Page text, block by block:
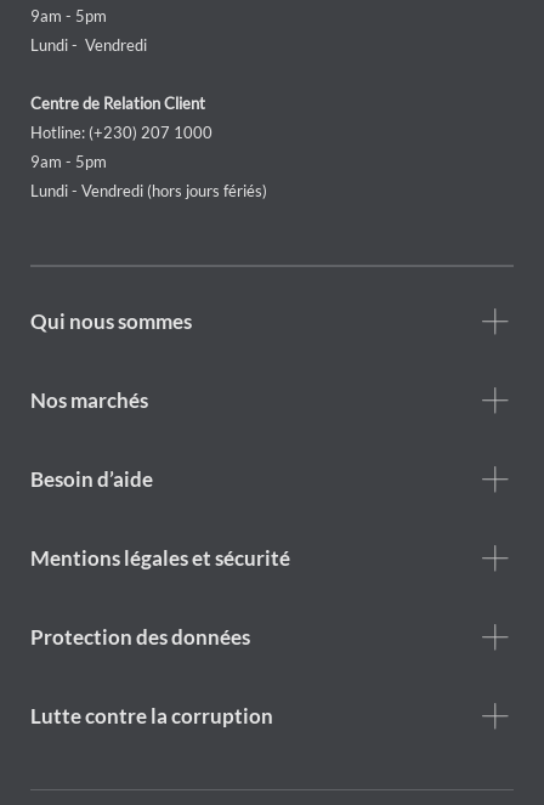
9am - 5pm
Lundi - Vendredi
Centre de Relation Client
Hotline: (+230) 207 1000
9am - 5pm
Lundi - Vendredi (hors jours fériés)
Footer
are
Qui nous sommes
Nos marchés
Footer
Besoin d’aide
Footer
Mentions légales et sécurité
Protection des données
Lutte contre la corruption